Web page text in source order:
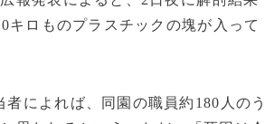
ロものプラスチックの塊が入って
によれば、同園の職員約180人のう